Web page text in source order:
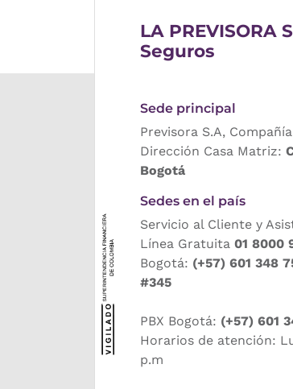
LA PREVISORA
Seguros
Sede principal
Previsora S.A,
Dirección Casa Matriz:
Bogotá
Sedes en el país
Servicio al Cliente y
Línea Gratuita 01 8000
Bogotá: (+57) 601 348
#345
PBX Bogotá: (+57) 601
Horarios de atención:
p.m